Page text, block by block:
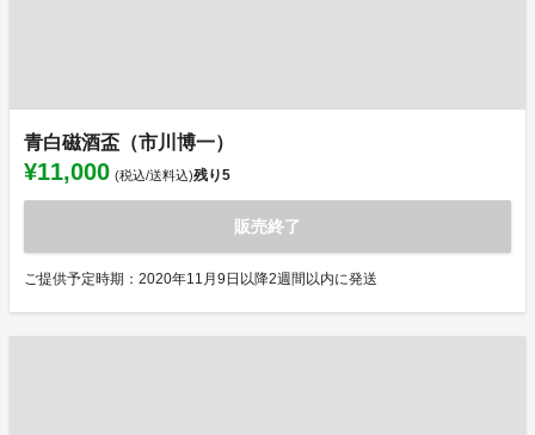
青白磁酒盃（市川博一）
¥11,000 (税込/送料込)残り5
販売終了
ご提供予定時期：2020年11月9日以降2週間以内に発送